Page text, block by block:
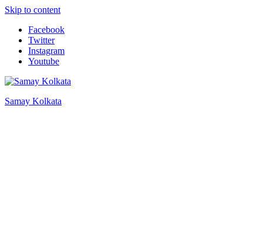
Skip to content
Facebook
Twitter
Instagram
Youtube
Samay Kolkata